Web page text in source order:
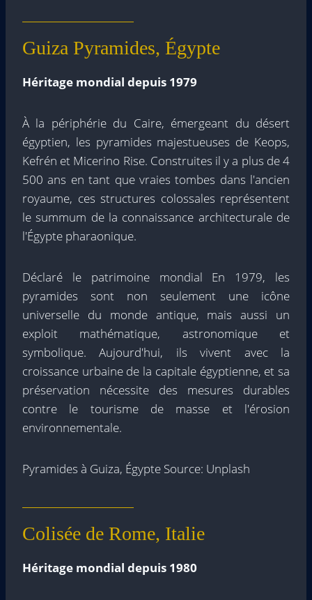
Guiza Pyramides, Égypte
Héritage mondial depuis 1979
À la périphérie du Caire, émergeant du désert
égyptien, les pyramides majestueuses de Keops,
Kefrén et Micerino Rise. Construites il y a plus de 4
500 ans en tant que vraies tombes dans l'ancien
royaume, ces structures colossales représentent
le summum de la connaissance architecturale de
l'Égypte pharaonique.
Déclaré le patrimoine mondial En 1979, les
pyramides sont non seulement une icône
universelle du monde antique, mais aussi un
exploit mathématique, astronomique et
symbolique. Aujourd'hui, ils vivent avec la
croissance urbaine de la capitale égyptienne, et sa
préservation nécessite des mesures durables
contre le tourisme de masse et l'érosion
environnementale.
Pyramides à Guiza, Égypte Source: Unplash
Colisée de Rome, Italie
Héritage mondial depuis 1980